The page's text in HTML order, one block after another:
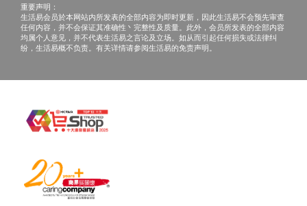
作销毁处理及不会存底，客户如需额外索取报告复
印本
(体检后3个月内)，将收取$150行政费。
所有身体检查并非作为医务诊断或治疗用途,如需
如有争议，健康网购health.ESDlife 及 童珀医疗
保留最后决定权。
免责声明：
所有健康检查/服务并非作为医务诊断或治疗用
重要声明：
生活易会员於本网站内所发表的全部内容为即时更新，因此生活易不会预先审查
任何内容，并不会保证其准确性丶完整性及质量。此外，会员所发表的全部内容
均属个人意见，并不代表生活易之言论及立场。如从而引起任何损失或法律纠
纷，生活易概不负责。有关详情请参阅生活易的免责声明。